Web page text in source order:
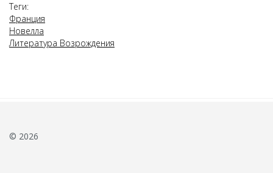
Теги:
Франция
Новелла
Литература Возрождения
© 2026